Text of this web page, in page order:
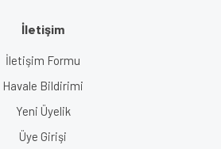
İletişim
İletişim Formu
Havale Bildirimi
Yeni Üyelik
Üye Girişi